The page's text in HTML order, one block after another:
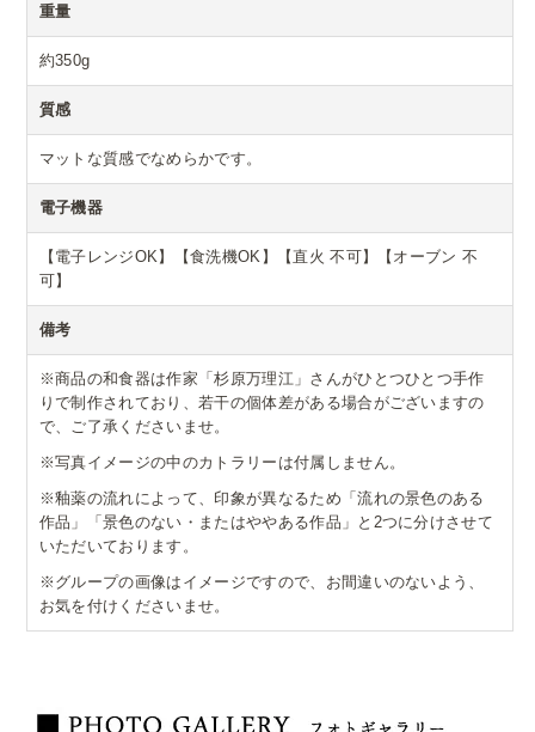
重量
約350g
質感
マットな質感でなめらかです。
電子機器
【電子レンジOK】【食洗機OK】【直火 不可】【オーブン 不
可】
備考
※商品の和食器は作家「杉原万理江」さんがひとつひとつ手作
りで制作されており、若干の個体差がある場合がございますの
で、ご了承くださいませ。
※写真イメージの中のカトラリーは付属しません。
※釉薬の流れによって、印象が異なるため「流れの景色のある
作品」「景色のない・またはややある作品」と2つに分けさせて
いただいております。
※グループの画像はイメージですので、お間違いのないよう、
お気を付けくださいませ。